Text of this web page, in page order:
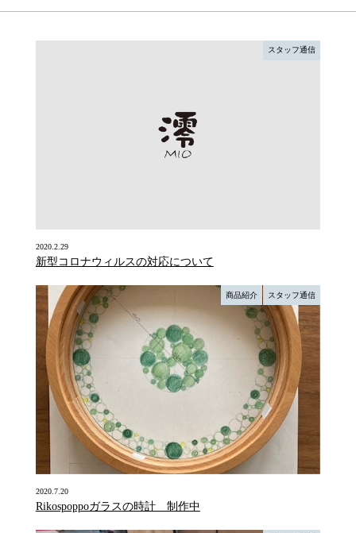
スタッフ通信
2020.2.29
新型コロナウィルスの対応について
商品紹介 スタッフ通信
2020.7.20
Rikospoppoガラスの時計 制作中